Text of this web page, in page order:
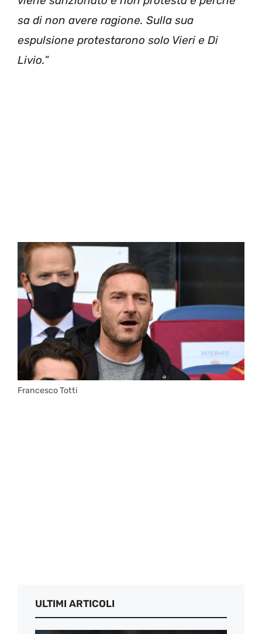
sa di non avere ragione. Sulla sua
espulsione protestarono solo Vieri e Di
Livio.”
Francesco Totti
ULTIMI ARTICOLI